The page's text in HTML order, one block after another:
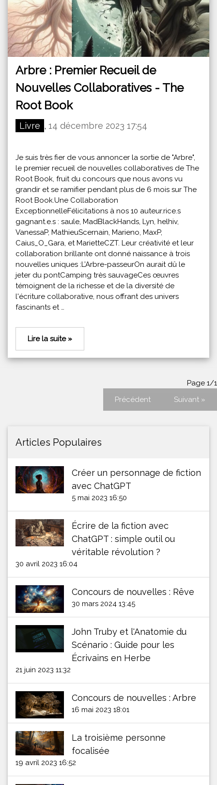
Arbre : Premier Recueil de
Nouvelles Collaboratives - The
Root Book
Livre , 14 décembre 2023 17:54
Je suis très fier de vous annoncer la sortie de "Arbre",
le premier recueil de nouvelles collaboratives de The
Root Book, fruit du concours que nous avons vu
grandir et se ramifier pendant plus de 6 mois sur The
Root Book.Une Collaboration
ExceptionnelleFélicitations à nos 10 auteur.rice.s
gagnant.e.s : saule, MadBlackHands, Lyn, helhiv,
VanessaP, MathieuScernain, Marieno, MaxP,
Caius_O_Gara, et MarietteCZT. Leur créativité et leur
collaboration brillante ont donné naissance à trois
nouvelles uniques :L’Arbre-passeurOn aurait dû le
jeter du pontCamping très sauvageCes œuvres
témoignent de la richesse et de la diversité de
l'écriture collaborative, nous offrant des univers
fascinants et …
Lire la suite »
Page 1/1
Suivant »
Précédent
Articles Populaires
Créer un personnage de fiction
avec ChatGPT
5 mai 2023 16:50
Écrire de la fiction avec
ChatGPT : simple outil ou
véritable révolution ?
30 avril 2023 16:04
Concours de nouvelles : Rêve
30 mars 2024 13:45
John Truby et l'Anatomie du
Scénario : Guide pour les
Écrivains en Herbe
21 juin 2023 11:32
Concours de nouvelles : Arbre
16 mai 2023 18:01
La troisième personne
focalisée
19 avril 2023 16:52